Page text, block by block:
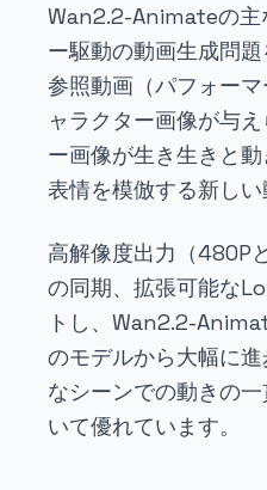
Wan2.2-Animateの主
ー駆動の動画生成問題
参照動画（パフォー
ャラクター画像が与
ー画像が生き生きと
表情を模倣する新しい
高解像度出力（480P
の同期、拡張可能な
トし、Wan2.2-
のモデルから大幅に
なシーンでの動きの
いて優れています。